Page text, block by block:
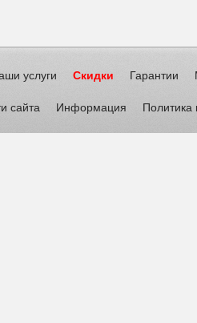
услуги Скидки Гарантии
сайта Информация Политика